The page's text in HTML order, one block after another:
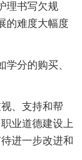
理书写欠规
的难度大幅度
分的购买、
、支持和帮
业道德建设上
进一步改进和